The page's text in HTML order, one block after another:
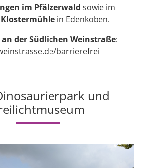
im Pfälzerwald sowie im
in Edenkoben.
der Südlichen Weinstraße:
barrierefrei
und